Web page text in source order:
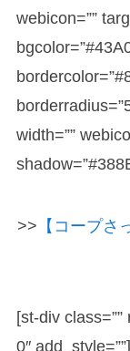
webicon=””
width=””
>> 【コープ
[st-div
0″